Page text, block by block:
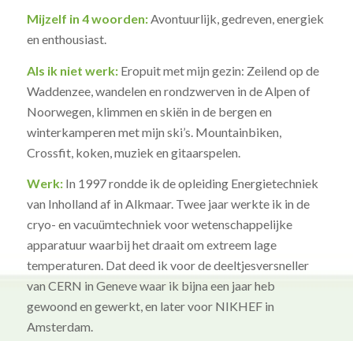
Mijzelf in 4 woorden:Avontuurlijk, gedreven, energiek
en enthousiast.
Als ik niet werk:Eropuit met mijn gezin: Zeilend op de
Waddenzee, wandelen en rondzwerven in de Alpen of
Noorwegen, klimmen en skiën in de bergen en
winterkamperen met mijn ski’s. Mountainbiken,
Crossfit, koken, muziek en gitaarspelen.
Werk:In 1997 rondde ik de opleiding Energietechniek
van Inholland af in Alkmaar. Twee jaar werkte ik in de
cryo- en vacuümtechniek voor wetenschappelijke
apparatuur waarbij het draait om extreem lage
temperaturen. Dat deed ik voor de deeltjesversneller
van CERN in Geneve waar ik bijna een jaar heb
gewoond en gewerkt, en later voor NIKHEF in
Amsterdam.